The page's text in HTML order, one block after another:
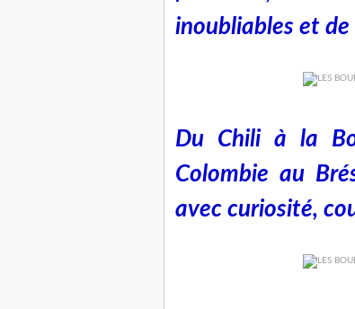
inoubliables et de
Du Chili à la
Colombie au
avec curiosité,